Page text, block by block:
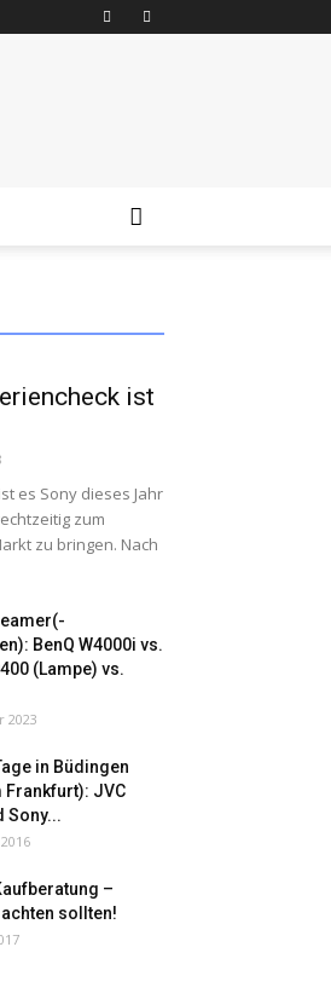
ist
es Sony dieses Jahr
zum
zu bringen. Nach
BenQ W4000i vs.
(Lampe) vs.
2023
in Büdingen
Frankfurt): JVC
Sony...
–
sollten!